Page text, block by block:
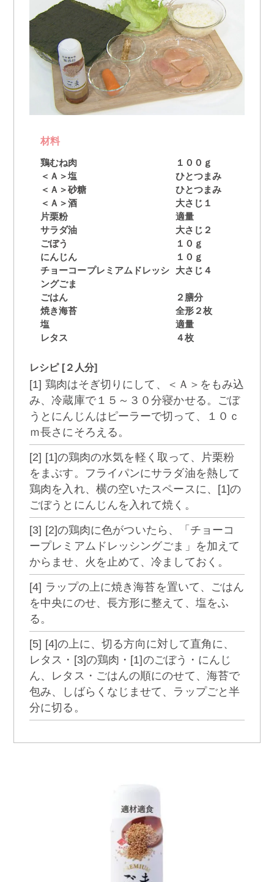
材料
鶏むね肉
１００ｇ
＜Ａ＞塩
ひとつまみ
＜Ａ＞砂糖
ひとつまみ
＜Ａ＞酒
大さじ１
片栗粉
適量
サラダ油
大さじ２
ごぼう
１０ｇ
にんじん
１０ｇ
チョーコープレミアムドレッシ
ングごま
大さじ４
ごはん
２膳分
焼き海苔
全形２枚
塩
適量
レタス
４枚
レシピ [２人分]
[1] 鶏肉はそぎ切りにして、＜Ａ＞をもみ込
み、冷蔵庫で１５～３０分寝かせる。ごぼ
うとにんじんはピーラーで切って、１０ｃ
ｍ長さにそろえる。
[2] [1]の鶏肉の水気を軽く取って、片栗粉
をまぶす。フライパンにサラダ油を熱して
鶏肉を入れ、横の空いたスペースに、[1]の
ごぼうとにんじんを入れて焼く。
[3] [2]の鶏肉に色がついたら、「チョーコ
ープレミアムドレッシングごま」を加えて
からませ、火を止めて、冷ましておく。
[4] ラップの上に焼き海苔を置いて、ごはん
を中央にのせ、長方形に整えて、塩をふ
る。
[5] [4]の上に、切る方向に対して直角に、
レタス・[3]の鶏肉・[1]のごぼう・にんじ
ん、レタス・ごはんの順にのせて、海苔で
包み、しばらくなじませて、ラップごと半
分に切る。